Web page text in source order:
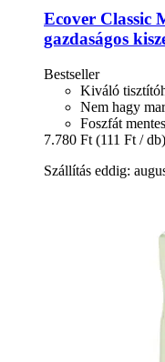
Ecover Classic
gazdaságos
Bestseller
Kiváló
Nem hagy
Foszfát mentes
7.780 Ft (111 Ft / db)
Szállítás eddig: